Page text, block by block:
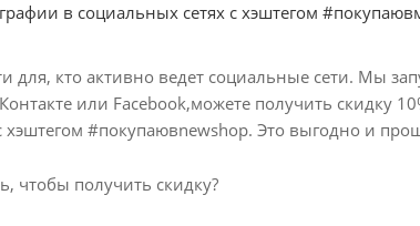
в социальных сетях с хэштегом
для, кто активно ведет социальные сети. Мы
или Facebook,можете получить
#покупаювnewshop. Это выгодно и
чтобы получить скидку?